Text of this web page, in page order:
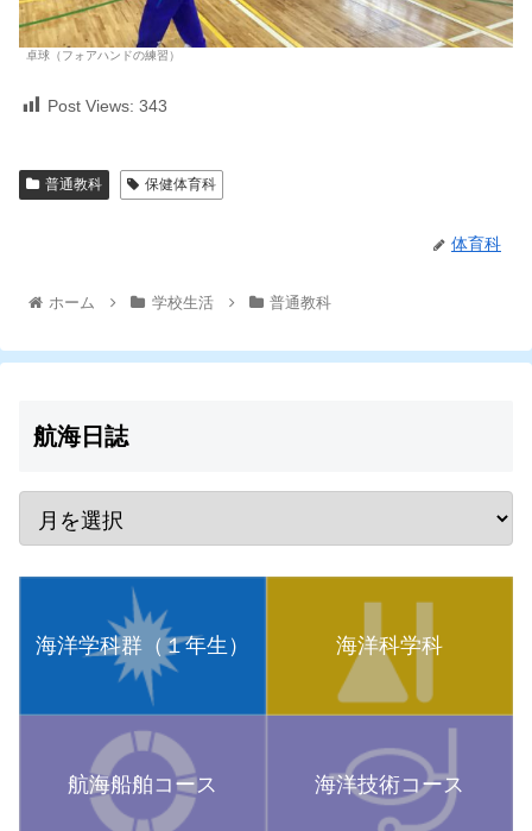
卓球（フォアハンドの練習）
Post Views: 343
普通教科 保健体育科
体育科
ホーム 学校生活 普通教科
航海日誌
海洋学科群（１年生） 海洋科学科
航海船舶コース 海洋技術コース